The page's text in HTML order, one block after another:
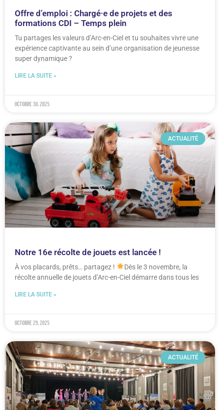
Offre d’emploi : Chargé·e de projets et des
formations CDI – Temps plein
Tu partages les valeurs d’Arc-en-Ciel et tu souhaites vivre une
expérience captivante au sein d’une organisation de jeunesse
super dynamique ?
LIRE LA SUITE »
octobre 30, 2025
ACTUALITÉ
Notre 16e récolte de jouets est lancée !
À vos placards, prêts… partagez !
Dès le 3 novembre, la
récolte annuelle de jouets d’Arc-en-Ciel démarre dans tous les
LIRE LA SUITE »
octobre 29, 2025
ACTUALITÉ